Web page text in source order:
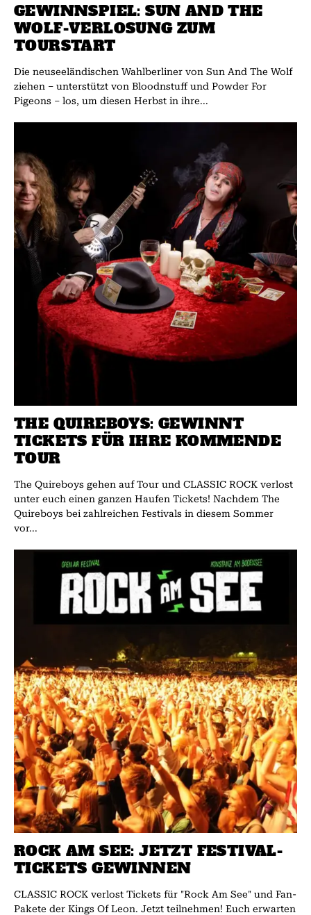
GEWINNSPIEL: SUN AND THE
WOLF-VERLOSUNG ZUM
TOURSTART
Die neuseeländischen Wahlberliner von Sun And The Wolf
ziehen – unterstützt von Bloodnstuff und Powder For
Pigeons – los, um diesen Herbst in ihre...
THE QUIREBOYS: GEWINNT
TICKETS FÜR IHRE KOMMENDE
TOUR
The Quireboys gehen auf Tour und CLASSIC ROCK verlost
unter euch einen ganzen Haufen Tickets! Nachdem The
Quireboys bei zahlreichen Festivals in diesem Sommer
vor...
ROCK AM SEE: JETZT FESTIVAL-
TICKETS GEWINNEN
CLASSIC ROCK verlost Tickets für "Rock Am See" und Fan-
Pakete der Kings Of Leon. Jetzt teilnehmen! Euch erwarten